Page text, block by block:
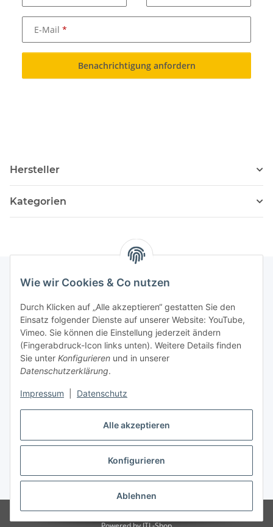
Alle akzeptieren
Konfigurieren
Ablehnen
Wie wir Cookies & Co nutzen
Durch Klicken auf „Alle akzeptieren“ gestatten Sie den
Einsatz folgender Dienste auf unserer Website: YouTube,
Vimeo. Sie können die Einstellung jederzeit ändern
(Fingerabdruck-Icon links unten). Weitere Details finden
Sie unter Konfigurieren und in unserer
Datenschutzerklärung.
Impressum Datenschutz
E-Mail
Benachrichtigung anfordern
Hersteller
Kategorien
Informationen
036204. 803903
Achtung!!!
16:00 – 19:00 Uhr
Vertrag widerrufen
* Alle Preise inkl. gesetzlicher USt., zzgl.Versand
© RC-High Performance
Irrtümer und Änderungen vorbehalten